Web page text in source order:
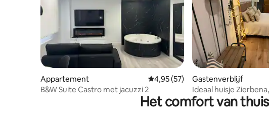
Appartement Gemiddelde beoordeling van 4,95
4,95 (57)
B&W Suite Castro met jacuzzi 2
Gastenverblijf
Ideaal huisje
zee
Het comfort van